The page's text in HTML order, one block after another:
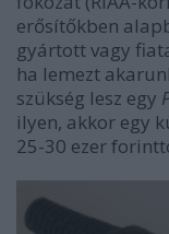
erősítőkben
gyártott vagy
ha lemezt
szükség lesz egy
ilyen, akkor egy
25-30 ezer